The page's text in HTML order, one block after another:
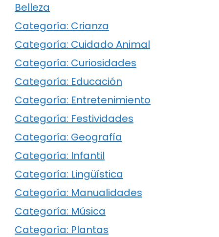
Belleza
Categoría: Crianza
Categoría: Cuidado Animal
Categoría: Curiosidades
Categoría: Educación
Categoría: Entretenimiento
Categoría: Festividades
Categoría: Geografía
Categoría: Infantil
Categoría: Lingüística
Categoría: Manualidades
Categoría: Música
Categoría: Plantas